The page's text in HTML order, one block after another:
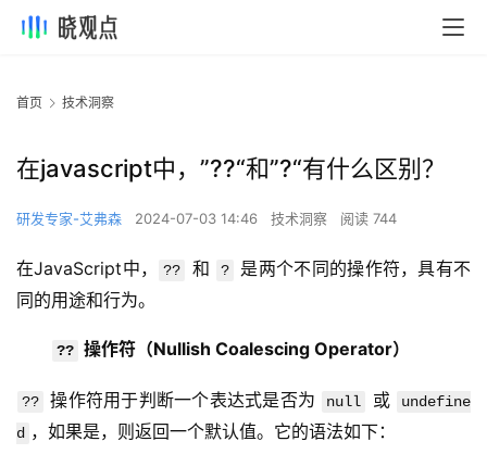
首页 技术洞察
在javascript中，”??“和”?“有什么区别？
研发专家-艾弗森 2024-07-03 14:46 技术洞察 阅读 744
在JavaScript中， ?? 和 ?
是两个不同的操作符，具有不
同的用途和行为。
?? 操作符（Nullish Coalescing Operator）
?? 操作符用于判断一个表达式是否为 null 或
undefine
d ，如果是，则返回一个默认值。它的语法如下：